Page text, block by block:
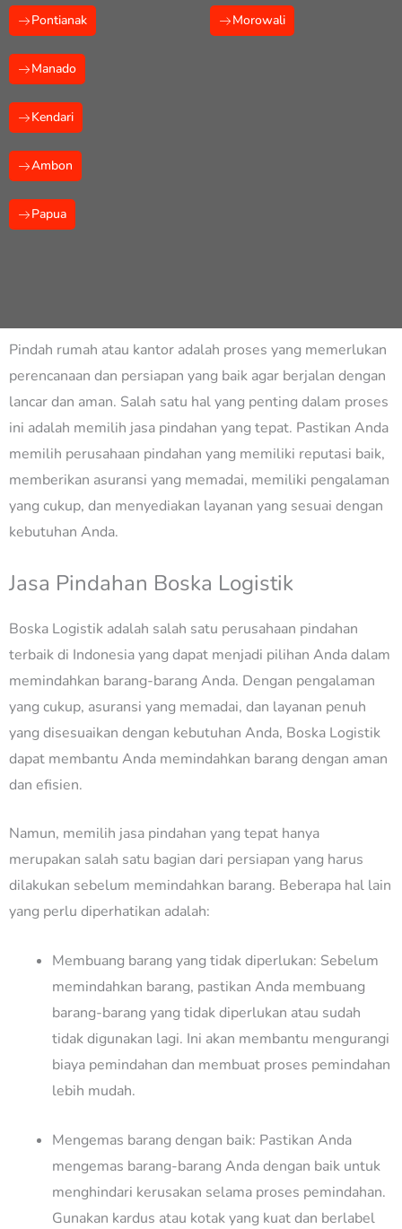
Pontianak Morowali
Manado
Kendari
Ambon
Papua
Pindah rumah atau kantor adalah proses yang memerlukan
perencanaan dan persiapan yang baik agar berjalan dengan
lancar dan aman. Salah satu hal yang penting dalam proses
ini adalah memilih jasa pindahan yang tepat. Pastikan Anda
memilih perusahaan pindahan yang memiliki reputasi baik,
memberikan asuransi yang memadai, memiliki pengalaman
yang cukup, dan menyediakan layanan yang sesuai dengan
kebutuhan Anda.
Jasa Pindahan Boska Logistik
Boska Logistik adalah salah satu perusahaan pindahan
terbaik di Indonesia yang dapat menjadi pilihan Anda dalam
memindahkan barang-barang Anda. Dengan pengalaman
yang cukup, asuransi yang memadai, dan layanan penuh
yang disesuaikan dengan kebutuhan Anda, Boska Logistik
dapat membantu Anda memindahkan barang dengan aman
dan efisien.
Namun, memilih jasa pindahan yang tepat hanya
merupakan salah satu bagian dari persiapan yang harus
dilakukan sebelum memindahkan barang. Beberapa hal lain
yang perlu diperhatikan adalah:
Membuang barang yang tidak diperlukan: Sebelum
memindahkan barang, pastikan Anda membuang
barang-barang yang tidak diperlukan atau sudah
tidak digunakan lagi. Ini akan membantu mengurangi
biaya pemindahan dan membuat proses pemindahan
lebih mudah.
Mengemas barang dengan baik: Pastikan Anda
mengemas barang-barang Anda dengan baik untuk
menghindari kerusakan selama proses pemindahan.
Gunakan kardus atau kotak yang kuat dan berlabel